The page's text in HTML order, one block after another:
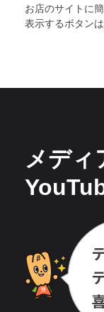
お店のサイトに
表示するボタンは
メディ